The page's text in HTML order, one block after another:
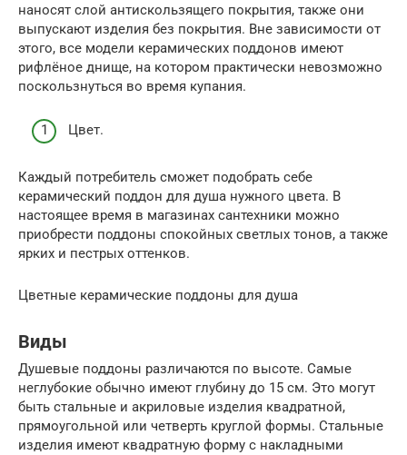
наносят слой антискользящего покрытия, также они
выпускают изделия без покрытия. Вне зависимости от
этого, все модели керамических поддонов имеют
рифлёное днище, на котором практически невозможно
поскользнуться во время купания.
Цвет.
Каждый потребитель сможет подобрать себе
керамический поддон для душа нужного цвета. В
настоящее время в магазинах сантехники можно
приобрести поддоны спокойных светлых тонов, а также
ярких и пестрых оттенков.
Цветные керамические поддоны для душа
Виды
Душевые поддоны различаются по высоте. Самые
неглубокие обычно имеют глубину до 15 см. Это могут
быть стальные и акриловые изделия квадратной,
прямоугольной или четверть круглой формы. Стальные
изделия имеют квадратную форму с накладными